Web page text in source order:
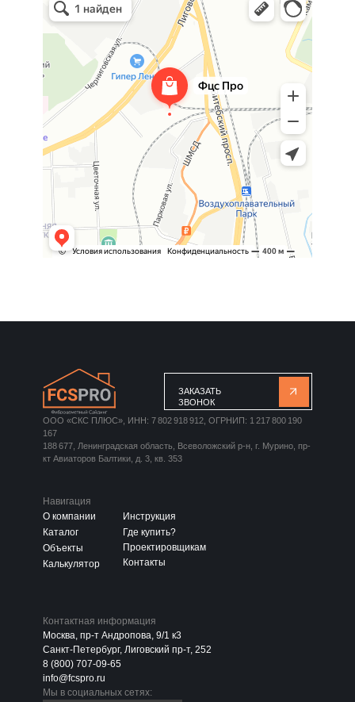
Навигация
О компании
Каталог
Объекты
Калькулятор
Инструкция
Где купить?
Проектировщикам
Контакты
Контактная информация
Москва, пр-т Андропова, 9/1 к3
Санкт-Петербург, Лиговский пр-т, 252
8 (800) 707-09-65
info@fcspro.ru
Мы в социальных сетях:
ЗАКАЗАТЬ
ЗВОНОК
ООО «СКС ПЛЮС», ИНН: 7 802 918 912, ОГРНИП: 1 217 800 190
167
188 677, Ленинградская область, Всеволожский р-н, г. Мурино, пр-
кт Авиаторов Балтики, д. 3, кв. 353